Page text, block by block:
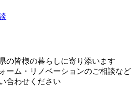
の皆様の暮らしに寄り添います
ーム・リノベーションのご相談など
合わせください